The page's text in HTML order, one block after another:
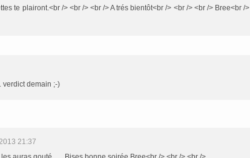
te plairont.<br /> <br /> <br /> A trés bientôt<br /> <br /> <br /> Bree<br />
verdict demain ;-)
21:37